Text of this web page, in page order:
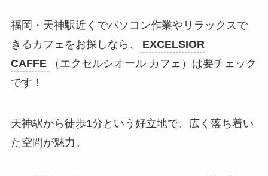
福岡・天神駅近くでパソコン作業やリラックスで
きるカフェをお探しなら、
EXCELSIOR
CAFFE
（エクセルシオール カフェ）は要チェック
です！
天神駅から徒歩1分という好立地で、広く落ち着い
た空間が魅力。